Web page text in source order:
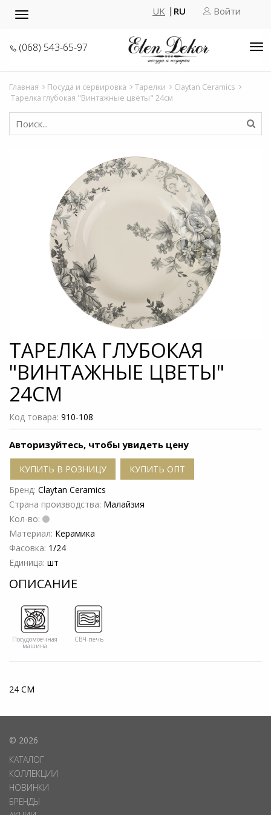
Toggle
UK RU Войти
(068) 543-65-97
Главная Посуда и сервировка Тарелки
Claytan Ceramics
Тарелка глубокая "Винтажные цветы" 24см
ТАРЕЛКА ГЛУБОКАЯ
"ВИНТАЖНЫЕ ЦВЕТЫ"
24СМ
Код товара: 910-108
Авторизуйтесь, чтобы увидеть цену
КУПИТЬ В РОЗНИЦУ
КУПИТЬ ОПТ
Бренд: Claytan Ceramics
Страна производства: Малайзия
Кол-во:
Материал: Керамика
Фасовка: 1/24
Единица: шт
ОПИСАНИЕ
Посудомоечная
машина
СВЧ-печь
24 СМ
© 2026
КАТАЛОГ
КОЛЛЕКЦИИ
НОВИНКИ
БРЕНДЫ